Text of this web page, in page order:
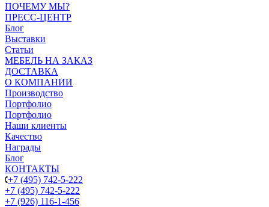
ПОЧЕМУ МЫ?
ПРЕСС-ЦЕНТР
Блог
Выставки
Статьи
МЕБЕЛЬ НА ЗАКАЗ
ДОСТАВКА
О КОМПАНИИ
Производство
Портфолио
Портфолио
Наши клиенты
Качество
Награды
Блог
КОНТАКТЫ
+7 (495) 742-5-222
+7 (495) 742-5-222
+7 (926) 116-1-456